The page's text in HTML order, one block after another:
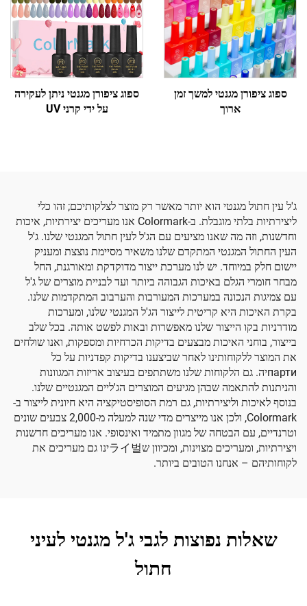
ספוג ציפורן מגנטי למשך זמן
ארוך
ספוג ציפורן מגנטי ניתן לעקירה
על ידי קרני UV
ג'ל עין חתול מגנטי הוא יותר מאשר רק מוצר לצלקותיכם; זהו כלי
ליצירתיות בלתי מוגבלת. ב-Colormark אנו מעריכים יצירתיות, איכות
וחדשנות, וזה מה שאנו מציעים עם הג'ל לעין חתול המגנטי שלנו. ג'ל
העין החתול המגנטי המתקדם שלנו משאיר מסיימת נוצצת ומעניק
יישום חלק במיוחד. יש לנו מערכת ייצור מדוקדקת ומאורגנת, החל
מבחר חומרי הגלם באיכות הגבוהה ביותר ועד לבניית מוצרים של ג'ל
עם צמיגות הנכונה במערכות המעורבות והערבוב המתקדמות שלנו.
בקרת האיכות היא קריטית לייצור הג'ל המגנטי שלנו, ומערכות
מודרניות בקו הייצור שלנו מאפשרות ובאות לפשט אותה. בכל שלב
בייצור, בוחני האיכות מבצעים בדיקות הכרחיות ומספקות, ואנו שולחים
את המוצר ללקוחותינו לאחר שביצענו בדיקות קפדניות על כל
партиיה. גם הלקוחות שלנו משתתפים בעיצוב אריזות המגוונות
והניתנות להתאמה שבהן מגיעים המוצרים הג'ליים המגנטיים שלנו.
בנוסף לאיכות וליצירתיות, גם רמת הסופיסטיקציה היא חיונית לייצור ב-
Colormark, ולכן אנו מייצרים מדי שנה למעלה מ-2,000 צבעים שונים
וטרנדיים, עם הבטחה של מגוון מתמיד ואינסופי. אנו מעריכים חדשנות
ויצירתיות, ומעריכים מצוינות, ומכיוון שライ벌ינו גם מעריכים את
לקוחותיהם – אנחנו הטובים ביותר.
שאלות נפוצות לגבי ג'ל מגנטי לעיני
חתול